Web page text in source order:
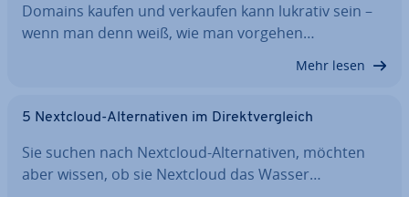
Domains kaufen und verkaufen kann lukrativ sein –
wenn man denn weiß, wie man vorgehen…
Mehr lesen
5 Nextcloud-Al­ter­na­ti­ven im Di­rekt­ver­gleich
Sie suchen nach Nextcloud-Al­ter­na­ti­ven, möchten
aber wissen, ob sie Nextcloud das Wasser…